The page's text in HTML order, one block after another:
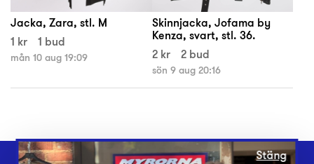
Jacka, Zara, stl. M
1 kr
1 bud
mån 10 aug 19:09
Skinnjacka, Jofama by
Kenza, svart, stl. 36.
2 kr
2 bud
sön 9 aug 20:16
Stäng